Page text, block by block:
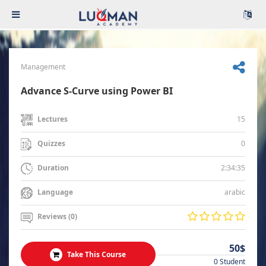
Management
Advance S-Curve using Power BI
Lectures 15
Quizzes 0
Duration 2:34:35
Language arabic
Reviews (0)
Take This Course 50$
0 Student